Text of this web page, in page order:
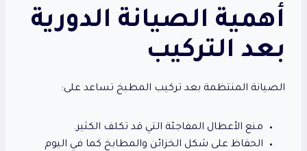
أهمية الصيانة الدورية
بعد التركيب
الصيانة المنتظمة بعد تركيب المطبخ تساعد على:
منع الأعطال المفاجئة التي قد تكلف الكثير.
الحفاظ على شكل الخزائن والمطابخ كما في اليوم